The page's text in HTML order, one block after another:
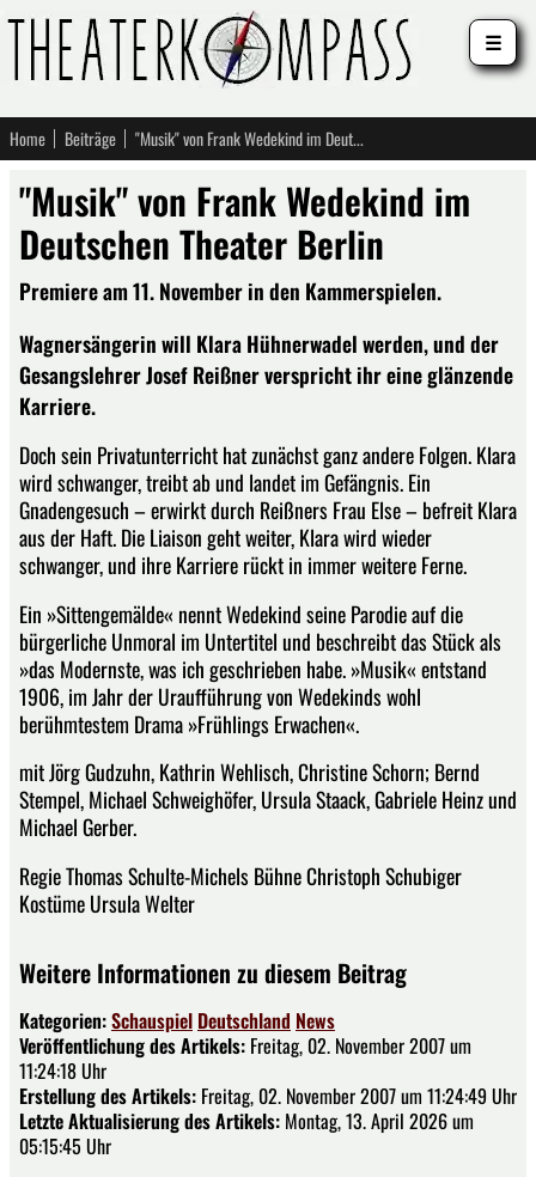
Home Beiträge "Musik" von Frank Wedekind im Deutschen Theater Berlin
"Musik" von Frank Wedekind im
Deutschen Theater Berlin
Premiere am 11. November in den Kammerspielen.
Wagnersängerin will Klara Hühnerwadel werden, und der
Gesangslehrer Josef Reißner verspricht ihr eine glänzende
Karriere.
Doch sein Privatunterricht hat zunächst ganz andere Folgen. Klara
wird schwanger, treibt ab und landet im Gefängnis. Ein
Gnadengesuch – erwirkt durch Reißners Frau Else – befreit Klara
aus der Haft. Die Liaison geht weiter, Klara wird wieder
schwanger, und ihre Karriere rückt in immer weitere Ferne.
Ein »Sittengemälde« nennt Wedekind seine Parodie auf die
bürgerliche Unmoral im Untertitel und beschreibt das Stück als
»das Modernste, was ich geschrieben habe. »Musik« entstand
1906, im Jahr der Uraufführung von Wedekinds wohl
berühmtestem Drama »Frühlings Erwachen«.
mit Jörg Gudzuhn, Kathrin Wehlisch, Christine Schorn; Bernd
Stempel, Michael Schweighöfer, Ursula Staack, Gabriele Heinz und
Michael Gerber.
Regie Thomas Schulte-Michels Bühne Christoph Schubiger
Kostüme Ursula Welter
Weitere Informationen zu diesem Beitrag
Kategorien:Schauspiel Deutschland News
Veröffentlichung des Artikels: Freitag, 02. November 2007 um
11:24:18 Uhr
Erstellung des Artikels: Freitag, 02. November 2007 um 11:24:49 Uhr
Letzte Aktualisierung des Artikels: Montag, 13. April 2026 um
05:15:45 Uhr
☰